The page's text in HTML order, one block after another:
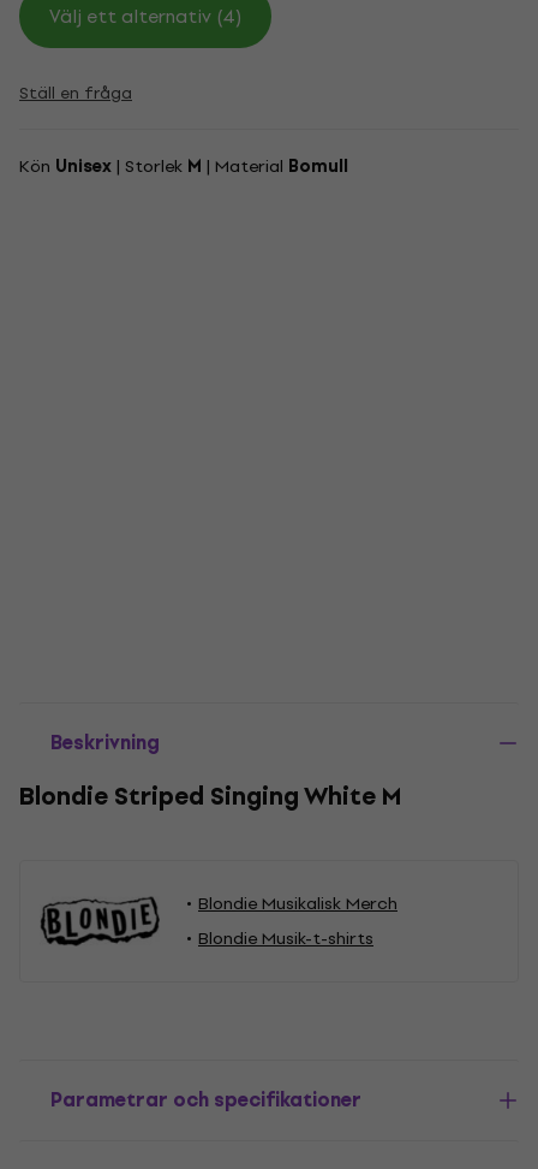
Välj ett alternativ (4)
Ställ en fråga
Kön Unisex | Storlek M | Material Bomull
Beskrivning
Blondie Striped Singing White M
Blondie Musikalisk Merch
Blondie Musik-t-shirts
Parametrar och specifikationer